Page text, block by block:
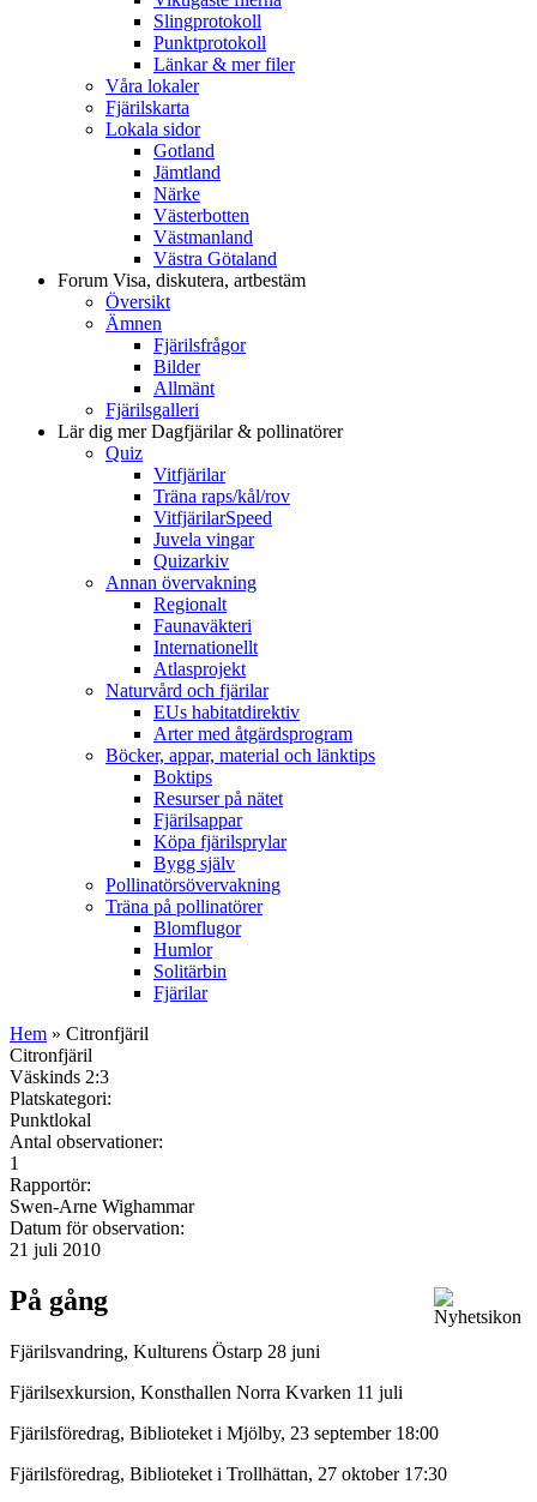
Slingprotokoll
Punktprotokoll
Länkar & mer filer
Våra lokaler
Fjärilskarta
Lokala sidor
Gotland
Jämtland
Närke
Västerbotten
Västmanland
Västra Götaland
Forum Visa, diskutera, artbestäm
Översikt
Ämnen
Fjärilsfrågor
Bilder
Allmänt
Fjärilsgalleri
Lär dig merDagfjärilar & pollinatörer
Quiz
Vitfjärilar
Träna raps/kål/rov
VitfjärilarSpeed
Juvela vingar
Quizarkiv
Annan övervakning
Regionalt
Faunaväkteri
Internationellt
Atlasprojekt
Naturvård och fjärilar
EUs habitatdirektiv
Arter med åtgärdsprogram
Böcker, appar, material och länktips
Boktips
Resurser på nätet
Fjärilsappar
Köpa fjärilsprylar
Bygg själv
Pollinatörsövervakning
Träna på pollinatörer
Blomflugor
Humlor
Solitärbin
Fjärilar
Hem » Citronfjäril
Citronfjäril
Väskinds 2:3
Platskategori:
Punktlokal
Antal observationer:
1
Rapportör:
Swen-Arne Wighammar
Datum för observation:
21 juli 2010
På gång
Fjärilsvandring, Kulturens Östarp 28 juni
Fjärilsexkursion, Konsthallen Norra Kvarken 11 juli
Fjärilsföredrag, Biblioteket i Mjölby, 23 september 18:00
Fjärilsföredrag, Biblioteket i Trollhättan, 27 oktober 17:30